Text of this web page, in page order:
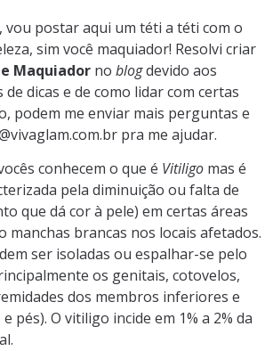
vou postar aqui um téti a téti com o
sim você maquiador! Resolvi criar
Maquiador no blogdevido aos
dicas e de como lidar com certas
podem me enviar mais perguntas e
pra me ajudar.
conhecem o que é Vitiligo mas é
pela diminuição ou falta de
que dá cor à pele) em certas áreas
manchas brancas nos locais afetados.
ser isoladas ou espalhar-se pelo
os genitais, cotovelos,
dos membros inferiores e
pés). O vitiligo incide em 1% a 2% da